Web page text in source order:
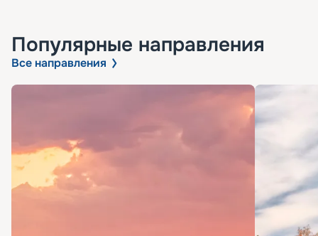
Популярные направления
Все направления